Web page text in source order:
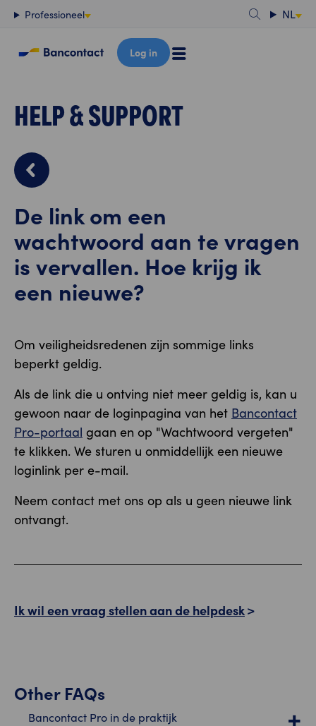
Content
Professioneel NL
Log in
HELP & SUPPORT
De link om een
wachtwoord aan te vragen
is vervallen. Hoe krijg ik
een nieuwe?
Om veiligheidsredenen zijn sommige links
beperkt geldig.
Als de link die u ontving niet meer geldig is, kan u
gewoon naar de loginpagina van het Bancontact
Pro-portaal gaan en op "Wachtwoord vergeten"
te klikken. We sturen u onmiddellijk een nieuwe
loginlink per e-mail.
Neem contact met ons op als u geen nieuwe link
ontvangt.
Ik wil een vraag stellen aan de helpdesk
Other FAQs
Bancontact Pro in de praktijk